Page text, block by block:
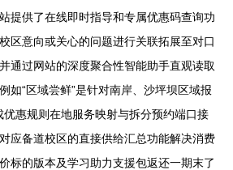
提供了在线即时指导和专属优惠码查询功
区意向或关心的问题进行关联拓展至对口
通过网站的深度聚合性智能助手直观读取
如“区域尝鲜”是针对南岸、沙坪坝区域报
惠规则在地服务映射与拆分预约端口接
应备道校区的直接供给汇总功能解决消费
标的版本及学习助力支援包返还一期末了